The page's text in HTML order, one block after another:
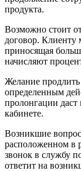
продукта.
Возможно стоит
договор. Клиенту
приносящая
начисляют
Желание продлить
определенным
пролонгации даст
кабинете.
Возникшие
расположенном в
звонок в службу
ответит на